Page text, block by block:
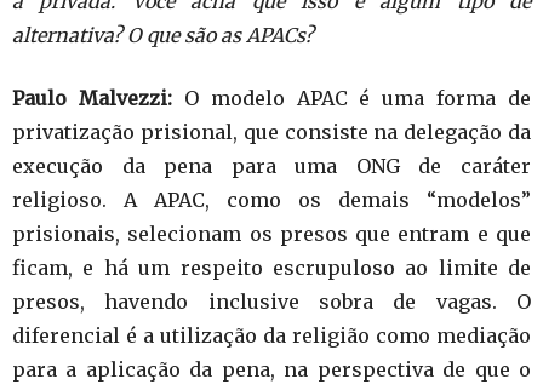
alternativa? O que são as APACs?
Paulo Malvezzi:O modelo APAC é uma forma de
privatização prisional, que consiste na delegação da
execução da pena para uma ONG de caráter
religioso. A APAC, como os demais “modelos”
prisionais, selecionam os presos que entram e que
ficam, e há um respeito escrupuloso ao limite de
presos, havendo inclusive sobra de vagas. O
diferencial é a utilização da religião como mediação
para a aplicação da pena, na perspectiva de que o